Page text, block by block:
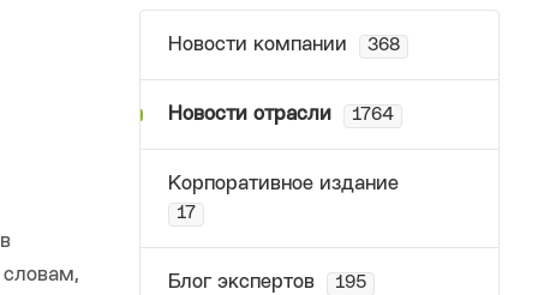
Новости компании 368
Новости отрасли 1764
Корпоративное издание
17
Блог экспертов 195